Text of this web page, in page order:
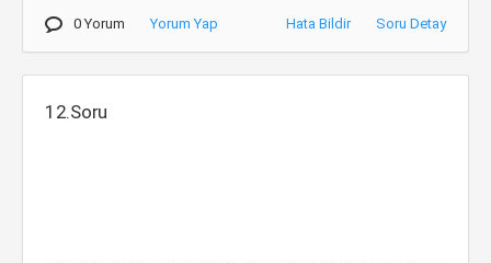
0 Yorum Yorum Yap Hata Bildir Soru Detay
12.Soru